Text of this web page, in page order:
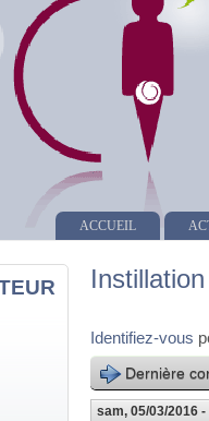
ACCUEIL
Identifiez-vous
Dernière
sam, 05/03/2016 -